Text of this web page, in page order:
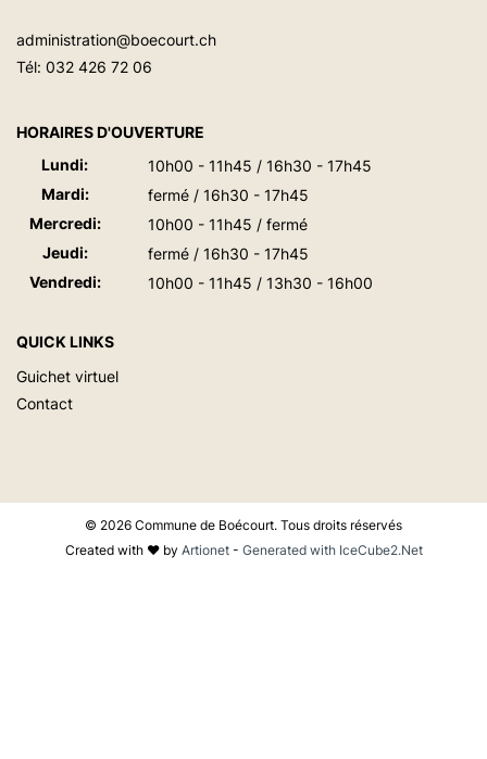
administration@boecourt.ch
Tél: 032 426 72 06
HORAIRES D'OUVERTURE
Lundi:
10h00 - 11h45 / 16h30 - 17h45
Mardi:
fermé / 16h30 - 17h45
Mercredi:
10h00 - 11h45 / fermé
Jeudi:
fermé / 16h30 - 17h45
Vendredi:
10h00 - 11h45 / 13h30 - 16h00
QUICK LINKS
Guichet virtuel
Contact
© 2026 Commune de Boécourt. Tous droits réservés
Created with ♥by Artionet- Generated with IceCube2.Net